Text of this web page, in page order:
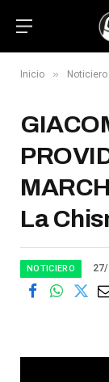
Inicio » Noticiero
La
NOTICIERO